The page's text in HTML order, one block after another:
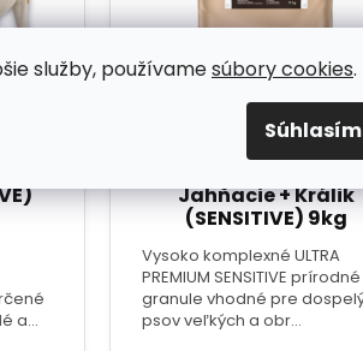
služby, používamesúbory cookies.
Súhlasím